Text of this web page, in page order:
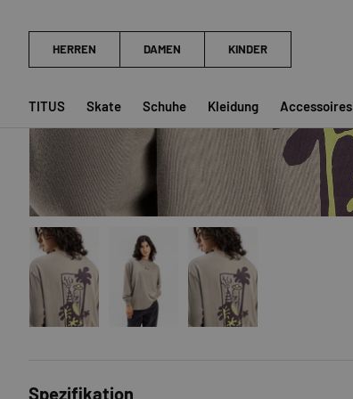
TITUS Skate Schuhe Kleidung Accessoires
Bild 1 in Galerieansicht laden
Bild 2 in Galerieansicht ladenBild 3 in Galerieansicht laden
Spezifikation